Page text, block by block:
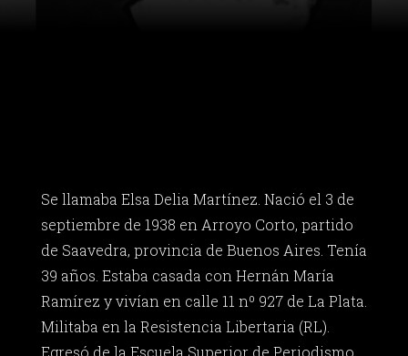
Se llamaba Elsa Delia Martínez. Nació el 3 de
septiembre de 1938 en Arroyo Corto, partido
de Saavedra, provincia de Buenos Aires. Tenía
39 años. Estaba casada con Hernán María
Ramírez y vivían en calle 11 nº 927 de La Plata.
Militaba en la Resistencia Libertaria (RL).